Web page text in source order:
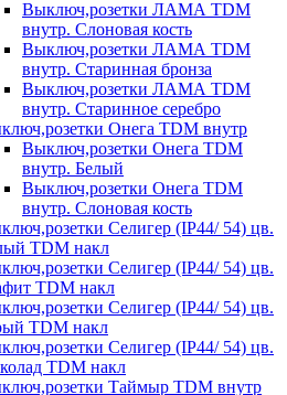
Выключ,розетки ЛАМА TDM
внутр. Слоновая кость
Выключ,розетки ЛАМА TDM
внутр. Старинная бронза
Выключ,розетки ЛАМА TDM
внутр. Старинное серебро
Онега TDM внутр
Выключ,розетки Онега TDM
внутр. Белый
Выключ,розетки Онега TDM
внутр. Слоновая кость
Селигер (IP44/ 54) цв.
TDM накл
Селигер (IP44/ 54) цв.
TDM накл
Селигер (IP44/ 54) цв.
TDM накл
Селигер (IP44/ 54) цв.
TDM накл
Таймыр TDM внутр